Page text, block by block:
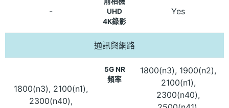
-
UHD
4K錄影
Yes
通訊與網路
1800(n3), 2100(n1),
2300(n40),
5G NR
頻率
1800(n3), 1900(n2),
2100(n1),
2300(n40),